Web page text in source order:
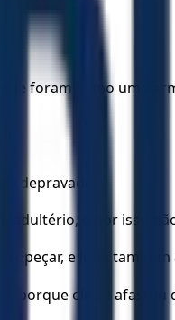
foram como uma
depravado.
e por isso não
e Judá também
porque ele se afastou